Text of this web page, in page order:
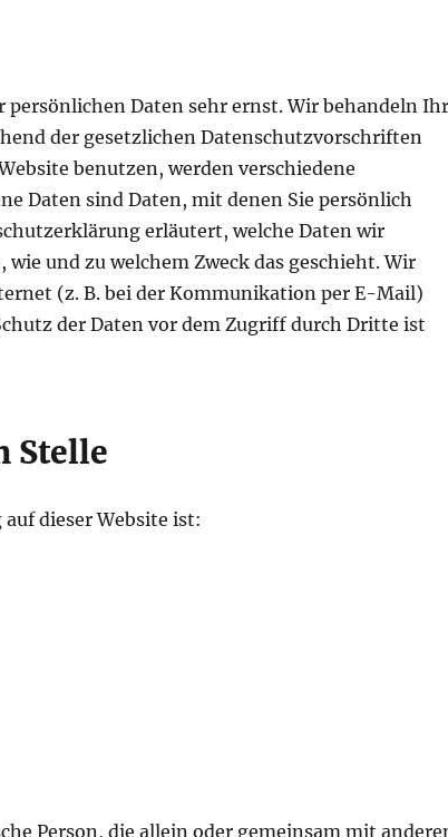
Daten sehr ernst. Wir behandeln
der gesetzlichen Datenschutzvorschriften
benutzen, werden verschiedene
Daten sind Daten, mit denen Sie persönlich
erläutert, welche Daten wir
und zu welchem Zweck das geschieht. Wir
(z. B. bei der Kommunikation per E-Mail)
der Daten vor dem Zugriff durch Dritte ist
Stelle
dieser Website ist:
Person, die allein oder gemeinsam mit